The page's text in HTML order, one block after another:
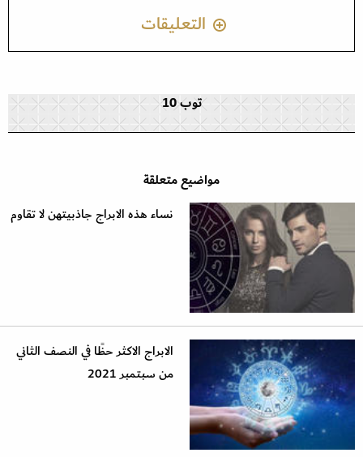
التعليقات
توب 10
مواضيع متعلقة
نساء هذه الابراج جاذبيتهن لا تقاوم
الابراج الاكثر حظًا في النصف الثاني
من سبتمبر 2021